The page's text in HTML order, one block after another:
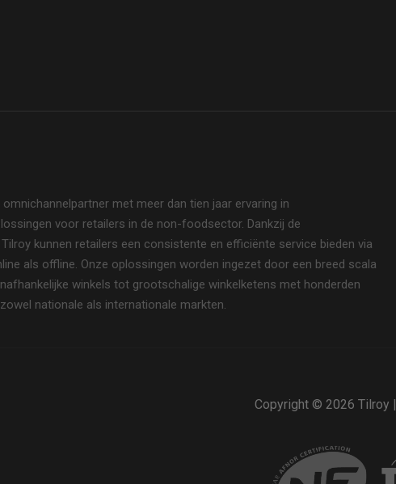
met meer dan tien jaar ervaring in
voor retailers in de non-foodsector. Dankzij de
kunnen retailers een consistente en efficiënte service bieden via
als offline. Onze oplossingen worden ingezet door een breed scala
winkels tot grootschalige winkelketens met honderden
nationale als internationale markten.
Copyright © 2026 Tilroy |